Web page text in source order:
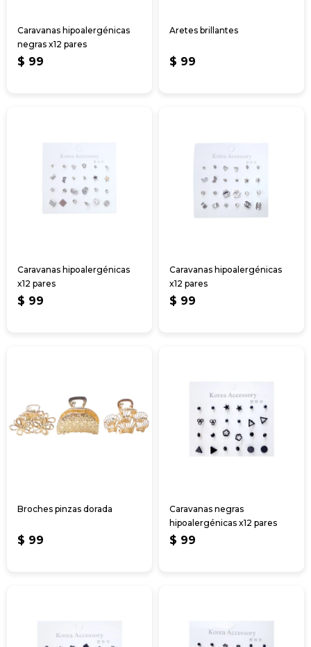
Caravanas hipoalergénicas
negras x12 pares
$ 99
Aretes brillantes
$ 99
Caravanas hipoalergénicas
x12 pares
$ 99
Caravanas hipoalergénicas
x12 pares
$ 99
Broches pinzas dorada
$ 99
Caravanas negras
hipoalergénicas x12 pares
$ 99